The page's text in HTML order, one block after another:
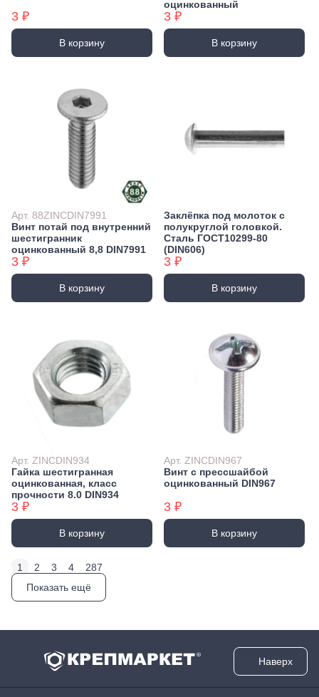
3 ₽
В корзину
оцинкованный
3 ₽
В корзину
Арт. 88ZINCDIN7991
Винт потай под внутренний
шестигранник
оцинкованный 8,8 DIN7991
3 ₽
В корзину
Заклёпка под молоток с
полукруглой головкой.
Сталь ГОСТ10299-80
(DIN606)
3 ₽
В корзину
Арт. ZINCDIN934
Гайка шестигранная
оцинкованная, класс
прочности 8.0 DIN934
3 ₽
В корзину
Арт. ZINCDIN967
Винт с прессшайбой
оцинкованный DIN967
3 ₽
В корзину
1 2 3 4
287
Показать ещё
Наверх